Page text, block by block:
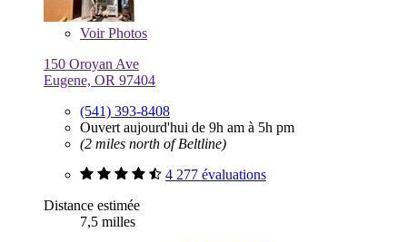
VoirPhotos
150 Oroyan Ave
Eugene, OR 97404
(541) 393-8408
Ouvert aujourd'hui de 9h am à 5h pm
(2 miles north of Beltline)
4 277 évaluations
Distance estimée
7,5 milles